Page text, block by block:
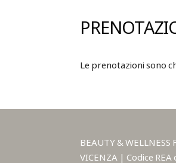
Le prenotazioni sono
BEAUTY &
VICENZA | Codice